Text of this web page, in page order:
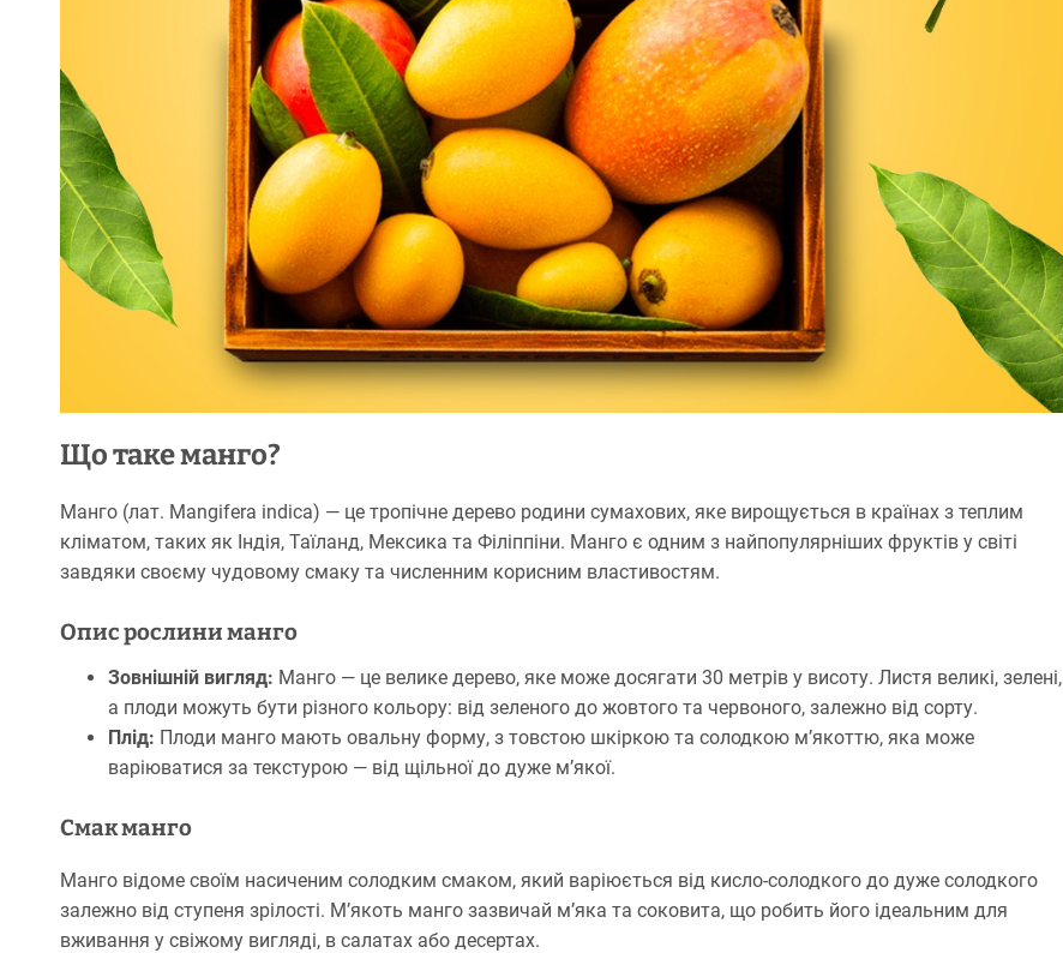
Що таке манго?
Манго (лат. Mangifera indica) — це тропічне дерево родини сумахових, яке вирощується в країнах з теплим
кліматом, таких як Індія, Таїланд, Мексика та Філіппіни. Манго є одним з найпопулярніших фруктів у світі
завдяки своєму чудовому смаку та численним корисним властивостям.
Опис рослини манго
Зовнішній вигляд: Манго — це велике дерево, яке може досягати 30 метрів у висоту. Листя великі, зелені,
а плоди можуть бути різного кольору: від зеленого до жовтого та червоного, залежно від сорту.
Плід: Плоди манго мають овальну форму, з товстою шкіркою та солодкою м’якоттю, яка може
варіюватися за текстурою — від щільної до дуже м’якої.
Смак манго
Манго відоме своїм насиченим солодким смаком, який варіюється від кисло-солодкого до дуже солодкого
залежно від ступеня зрілості. М’якоть манго зазвичай м’яка та соковита, що робить його ідеальним для
вживання у свіжому вигляді, в салатах або десертах.